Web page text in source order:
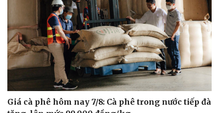
Giá cà phê hôm nay 7/8: Cà phê trong nước tiếp đà